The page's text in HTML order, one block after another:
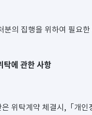
분의 집행을 위하여 필요한
탁에 관한 사항
위탁계약 체결시,「개인